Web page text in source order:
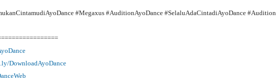
#Megaxus #AuditionAyoDance #SelaluAdaCintadiAyoDance #Audition
DownloadAyoDance